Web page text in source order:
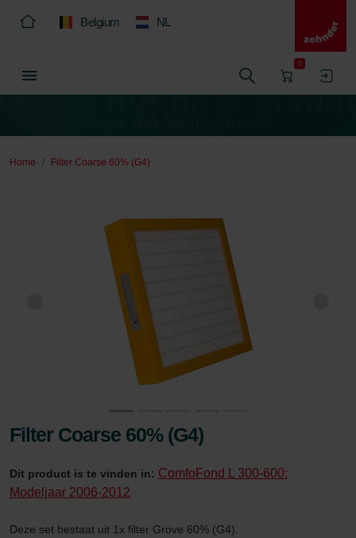
Belgium NL
0
Home Filter Coarse 60% (G4)
Filter Coarse 60% (G4)
Dit product is te vinden in: ComfoFond L 300-600:
Modeljaar 2006-2012
Deze set bestaat uit 1x filter Grove 60% (G4).